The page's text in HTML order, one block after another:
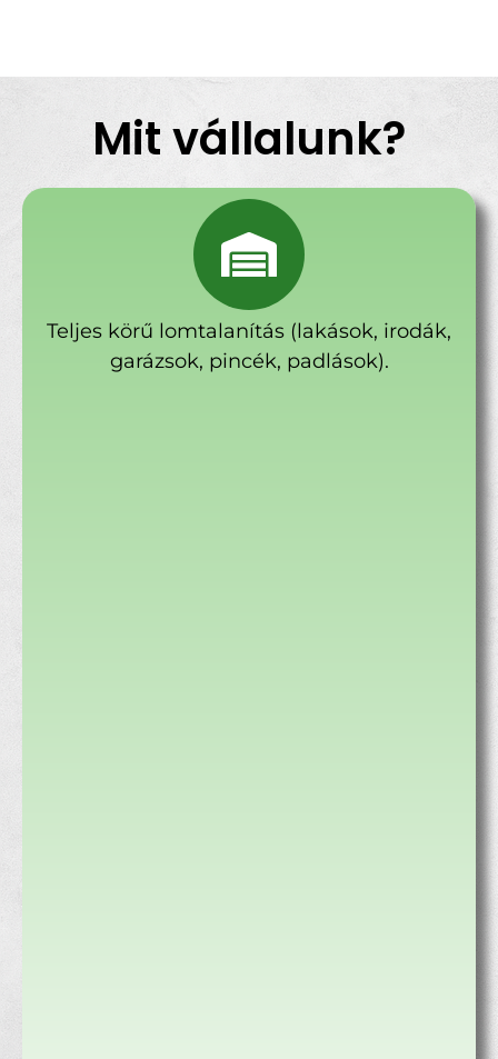
Mit vállalunk?
Teljes körű lomtalanítás (lakások, irodák,
garázsok, pincék, padlások).